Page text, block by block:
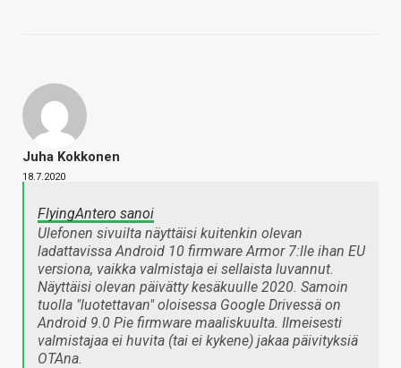
Juha Kokkonen
18.7.2020
FlyingAntero sanoi
Ulefonen sivuilta näyttäisi kuitenkin olevan
ladattavissa Android 10 firmware Armor 7:lle ihan EU
versiona, vaikka valmistaja ei sellaista luvannut.
Näyttäisi olevan päivätty kesäkuulle 2020. Samoin
tuolla "luotettavan" oloisessa Google Drivessä on
Android 9.0 Pie firmware maaliskuulta. Ilmeisesti
valmistajaa ei huvita (tai ei kykene) jakaa päivityksiä
OTAna.